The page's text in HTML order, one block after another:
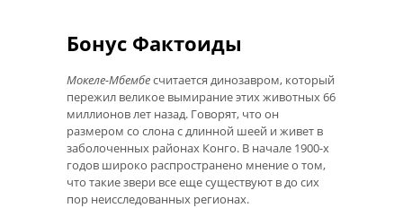
Бонус Фактоиды
Мокеле-Мбембесчитается динозавром, который
пережил великое вымирание этих животных 66
миллионов лет назад. Говорят, что он
размером со слона с длинной шеей и живет в
заболоченных районах Конго. В начале 1900-х
годов широко распространено мнение о том,
что такие звери все еще существуют в до сих
пор неисследованных регионах.